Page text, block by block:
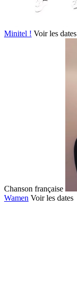
Minitel ! Voir les dates
Chanson française
Wamen Voir les dates